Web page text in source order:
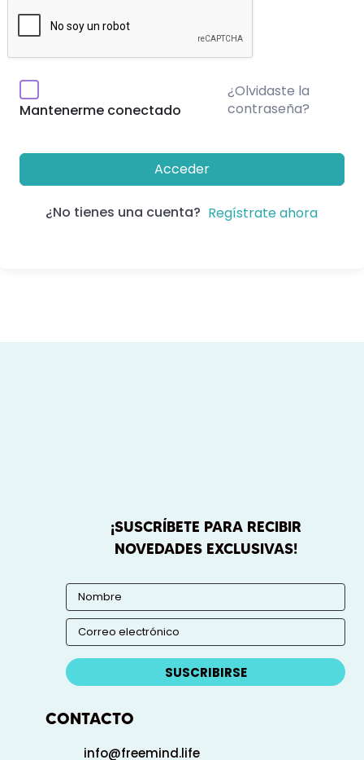
Mantenerme conectado
¿Olvidaste la
contraseña?
Acceder
¿No tienes una cuenta? Regístrate ahora
¡SUSCRÍBETE PARA RECIBIR
NOVEDADES EXCLUSIVAS!
SUSCRIBIRSE
CONTACTO
info@freemind.life